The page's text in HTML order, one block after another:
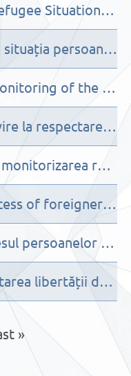
in Ukraine February – December 2022
din Ucraina în perioada februarie-decembrie 2022
conflict in Ukraine for the period August – December 2022
la reținere de carabinieri
armat din Ucraina pentru perioada August – Decembrie 2022
Border Crossing Point “Chisinau International Airport”
de trecere a frontierei „Aeroportul Internațional Chișinău”,
evenimentele din 8-9 mai 2022
»